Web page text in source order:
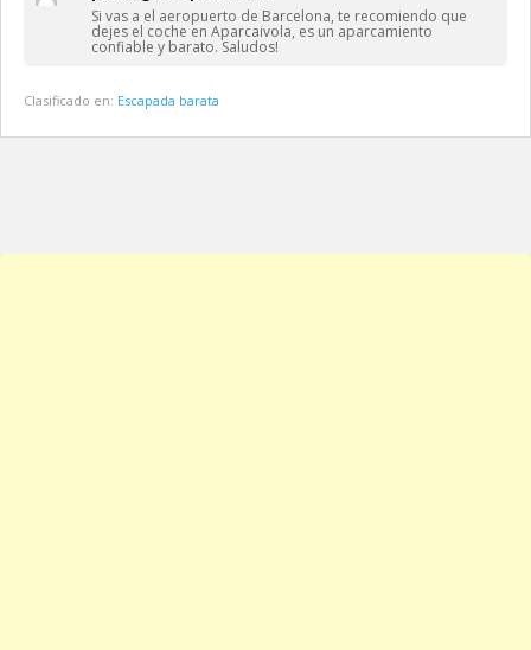
Si vas a el aeropuerto de Barcelona, te recomiendo que
dejes el coche en Aparcaivola, es un aparcamiento
confiable y barato. Saludos!
Clasificado en: Escapada barata